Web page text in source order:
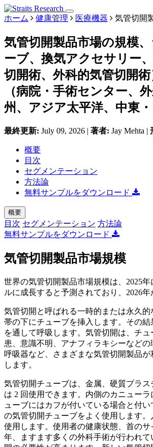
ホーム 健康管理 医療機器 気管切開
気管切開製品市場の規模
ーブ、換気アクセサリー
切開術、外科的気管切開
（病院・手術センター、
州、アジア太平洋、中東
最終更新: July 09, 2026 | 著者: Jay Mehta |
概要
目次
セグメンテーション
方法論
無料サンプルをダウンロード
概要
目次 セグメンテーション 方法論
無料サンプルをダウンロード
気管切開製品市場規模
世界の気管切開製品市場規模は、2025
ルに成長すると予測されており、2026
気管切開と呼ばれる一時的または永久
帯の下にチューブを挿入します。その
を通して呼吸します。気管切開は、チ
患、意識不明、アナフィラキシーなど
呼吸器など、さまざまな気管切開製品
します。
気管切開チューブは、金属、硬質プラ
は 2 回使用できます。内側のカニュー
ューブにはカフが付いている場合と付
の気管切開チューブをよく使用します
使用します。使用者の健康状態、首の
年、ますます多くの外科手術が行われ